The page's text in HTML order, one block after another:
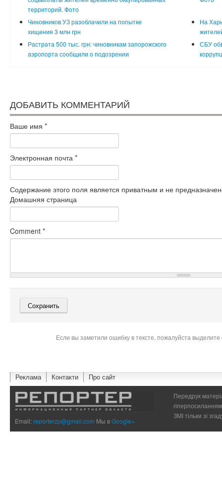
территорий. Фото
Чиновников УЗ разоблачили на попытке
хищения 3 млн грн
На
Растрата 500 тыс. грн: чиновникам запорожского
аэропорта сообщили о подозрении
СБУ
ДОБАВИТЬ КОММЕНТАРИЙ
Ваше имя *
Электронная почта *
Содержание этого поля является приватным и не
Домашняя страница
Comment *
Если вы заметили ошибку в тексте, пожалуйста
Реклама Контакти Про сайт
Email:reporterzp@gmail.com Мы вGoogle+
Передрук
ЗМІ тільки зі